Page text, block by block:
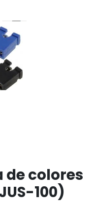
colores
100)